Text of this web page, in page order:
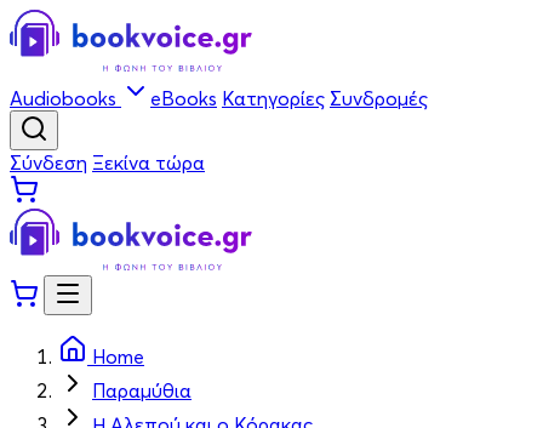
Audiobooks eBooks Κατηγορίες Συνδρομές
Σύνδεση Ξεκίνα τώρα
Home
Παραμύθια